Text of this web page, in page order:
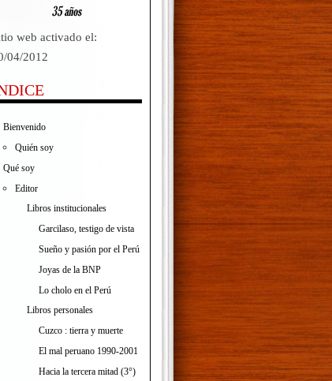
web activado el:
04/2012
Bienvenido
Quién soy
Qué soy
Editor
Libros institucionales
Garcilaso, testigo de vista
Sueño y pasión por el Perú
Joyas de la BNP
Lo cholo en el Perú
Libros personales
Cuzco : tierra y muerte
El mal peruano 1990-2001
Hacia la tercera mitad (3°)